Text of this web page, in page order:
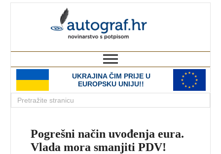
UKRAJINA ČIM PRIJE U
EUROPSKU UNIJU!!
Pogrešni način uvođenja eura.
Vlada mora smanjiti PDV!